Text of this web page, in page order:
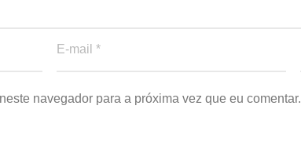
navegador para a próxima vez que eu comentar.